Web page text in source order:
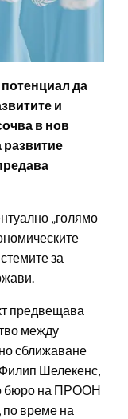
да
и
в нов
„голямо
за
предвещава
между
сближаване
Филип Шелекенс,
бюро на ПРООН
по време на